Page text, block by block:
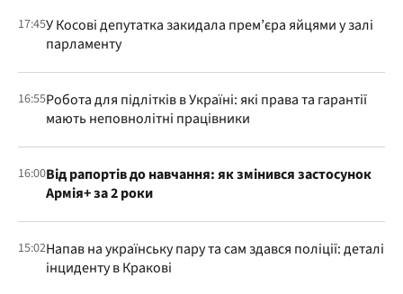
17:45У Косові депутатка закидала прем’єра яйцями у залі
парламенту
16:55Робота для підлітків в Україні: які права та гарантії
мають неповнолітні працівники
16:00Від рапортів до навчання: як змінився застосунок
Армія+ за 2 роки
15:02Напав на українську пару та сам здався поліції: деталі
інциденту в Кракові